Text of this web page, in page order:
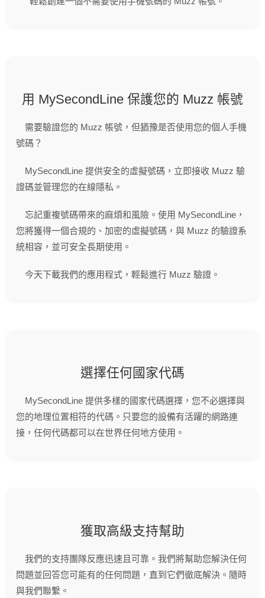
用 MySecondLine 保護您的 Muzz 帳號
需要驗證您的 Muzz 帳號，但猶豫是否使用您的個人手機
號碼？
MySecondLine 提供安全的虛擬號碼，立即接收 Muzz 驗
證碼並管理您的在線隱私。
忘記重複號碼帶來的麻煩和風險。使用 MySecondLine，
您將獲得一個合規的、加密的虛擬號碼，與 Muzz 的驗證系
統相容，並可安全長期使用。
今天下載我們的應用程式，輕鬆進行 Muzz 驗證。
選擇任何國家代碼
MySecondLine 提供多樣的國家代碼選擇，您不必選擇與
您的地理位置相符的代碼。只要您的設備有活躍的網路連
接，任何代碼都可以在世界任何地方使用。
獲取高級支持幫助
我們的支持團隊反應迅速且可靠。我們將幫助您解決任何
問題並回答您可能有的任何問題，直到它們徹底解決。隨時
與我們聯繫。